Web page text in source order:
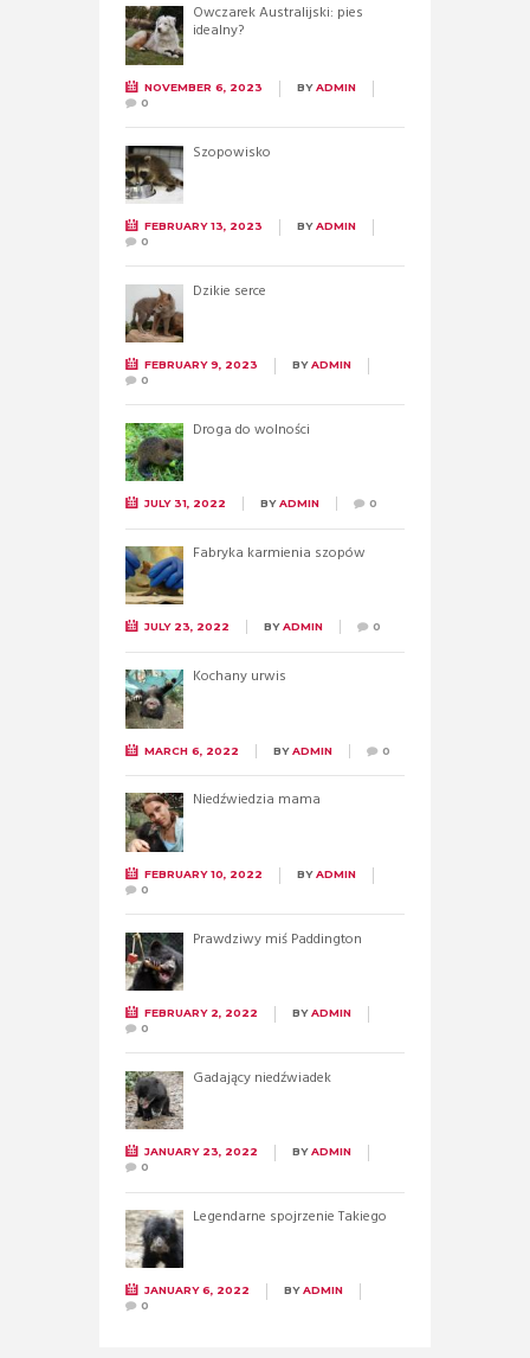
Owczarek Australijski: pies
idealny?
NOVEMBER 6, 2023 BYADMIN
0
Szopowisko
FEBRUARY 13, 2023 BYADMIN
0
Dzikie serce
FEBRUARY 9, 2023 BYADMIN
0
Droga do wolności
JULY 31, 2022 BYADMIN 0
Fabryka karmienia szopów
JULY 23, 2022 BYADMIN 0
Kochany urwis
MARCH 6, 2022 BYADMIN 0
Niedźwiedzia mama
FEBRUARY 10, 2022 BYADMIN
0
Prawdziwy miś Paddington
FEBRUARY 2, 2022 BYADMIN
0
Gadający niedźwiadek
JANUARY 23, 2022 BYADMIN
0
Legendarne spojrzenie Takiego
JANUARY 6, 2022 BYADMIN
0